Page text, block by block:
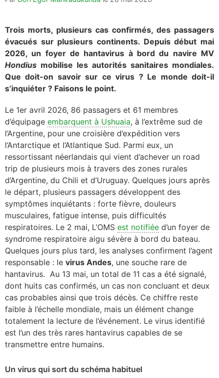
Trois morts, plusieurs cas confirmés, des passagers
évacués sur plusieurs continents. Depuis début mai
2026, un foyer de hantavirus à bord du navire MV
Hondius mobilise les autorités sanitaires mondiales.
Que doit-on savoir sur ce virus ? Le monde doit-il
s’inquiéter ? Faisons le point.
Le 1er avril 2026, 86 passagers et 61 membres
d’équipage embarquent à Ushuaia, à l’extrême sud de
l’Argentine, pour une croisière d’expédition vers
l’Antarctique et l’Atlantique Sud. Parmi eux, un
ressortissant néerlandais qui vient d’achever un road
trip de plusieurs mois à travers des zones rurales
d’Argentine, du Chili et d’Uruguay. Quelques jours après
le départ, plusieurs passagers développent des
symptômes inquiétants : forte fièvre, douleurs
musculaires, fatigue intense, puis difficultés
respiratoires. Le 2 mai, L’OMS est notifiée d’un foyer de
syndrome respiratoire aigu sévère à bord du bateau.
Quelques jours plus tard, les analyses confirment l’agent
responsable : le virus Andes, une souche rare de
hantavirus. Au 13 mai, un total de 11 cas a été signalé,
dont huits cas confirmés, un cas non concluant et deux
cas probables ainsi que trois décès. Ce chiffre reste
faible à l’échelle mondiale, mais un élément change
totalement la lecture de l’événement. Le virus identifié
est l’un des très rares hantavirus capables de se
transmettre entre humains.
Un virus qui sort du schéma habituel